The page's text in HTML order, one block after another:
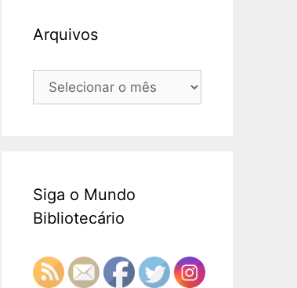
Arquivos
Arquivos
Siga o Mundo
Bibliotecário